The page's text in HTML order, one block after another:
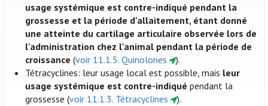
usage systémique est contre-indiqué pendant la
grossesse et la période d'allaitement, étant donné
une atteinte du cartilage articulaire observée lors de
l'administration chez l'animal pendant la période de
croissance (voir 11.1.5. Quinolones
).
Tétracyclines: leur usage local est possible, mais leur
usage systémique est contre-indiqué pendant la
grossesse (voir 11.1.3. Tétracyclines ).